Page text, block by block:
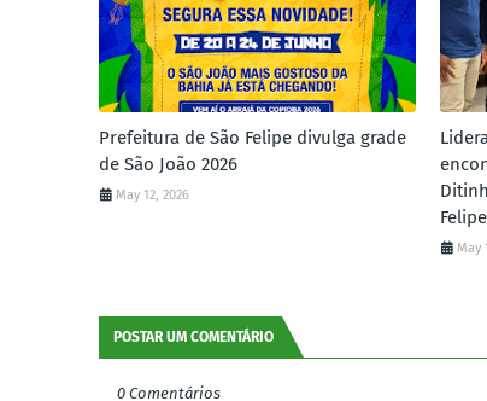
Prefeitura de São Felipe divulga grade
de São João 2026
May 12, 2026
Felipe
May
POSTAR UM COMENTÁRIO
0 Comentários